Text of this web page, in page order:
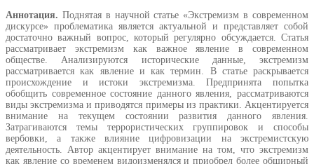
Аннотация. Поднятая в научной статье «Экстремизм в современном
дискурсе» проблематика является актуальной и представляет собой
достаточно важный вопрос, который регулярно обсуждается. Статья
рассматривает экстремизм как важное явление в современном
обществе. Анализируются исторические данные, экстремизм
рассматривается как явление и как термин. В статье раскрывается
происхождение и истоки экстремизма. Предпринята попытка
обобщить современное состояние данного явления, рассматриваются
виды экстремизма и приводятся примеры из практики. Акцентируется
внимание на текущем состоянии развития данного явления.
Затрагиваются темы террористических группировок и способы
вербовки, а также влияние цифровизации на экстремистскую
деятельность. Автор акцентирует внимание на том, что экстремизм
как явление со временем видоизменялся и приобрел более обширный